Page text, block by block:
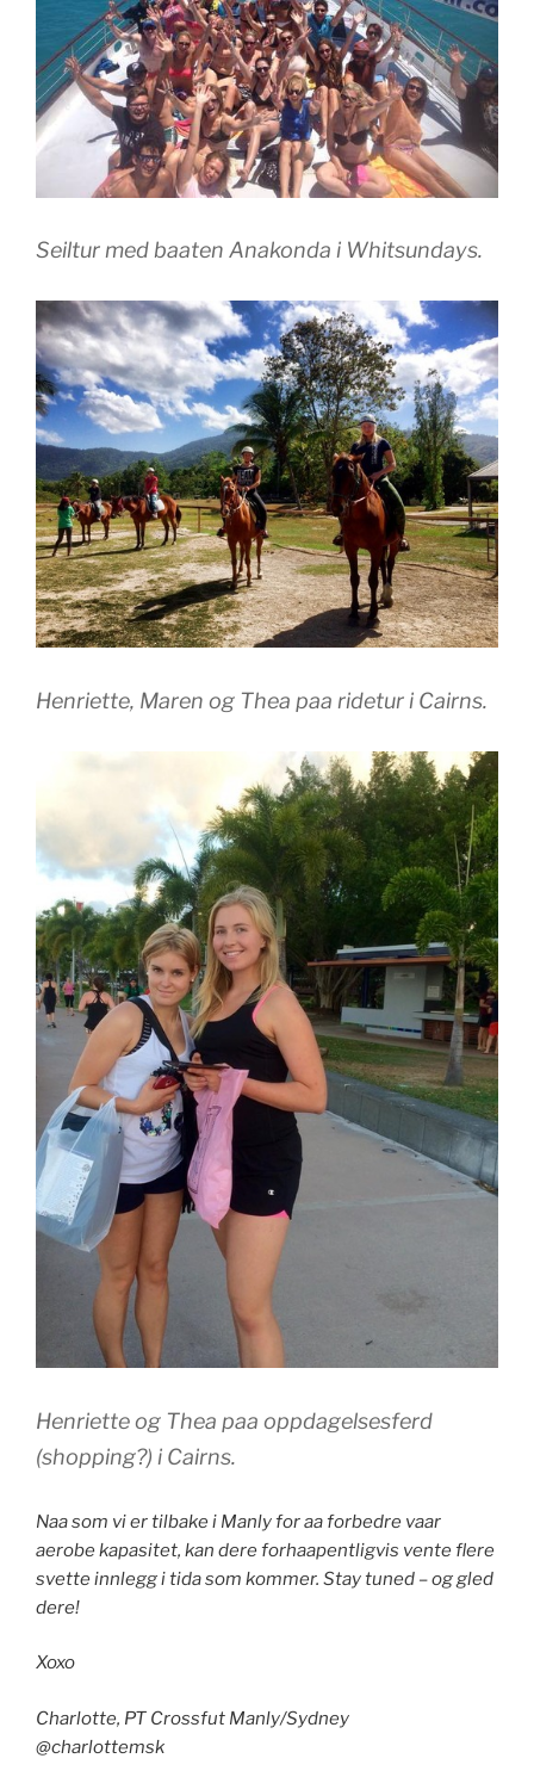
Seiltur med baaten Anakonda i Whitsundays.
Henriette, Maren og Thea paa ridetur i Cairns.
Henriette og Thea paa oppdagelsesferd
(shopping?) i Cairns.
Naa som vi er tilbake i Manly for aa forbedre vaar
aerobe kapasitet, kan dere forhaapentligvis vente flere
svette innlegg i tida som kommer. Stay tuned – og gled
dere!
Xoxo
Charlotte, PT Crossfut Manly/Sydney
@charlottemsk